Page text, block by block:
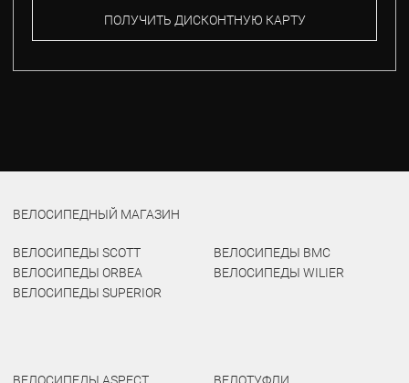
ПОЛУЧИТЬ ДИСКОНТНУЮ КАРТУ
ВЕЛОСИПЕДНЫЙ МАГАЗИН
ВЕЛОСИПЕДЫ SCOTT
ВЕЛОСИПЕДЫ ORBEA
ВЕЛОСИПЕДЫ SUPERIOR
ВЕЛОСИПЕДЫ BMC
ВЕЛОСИПЕДЫ WILIER